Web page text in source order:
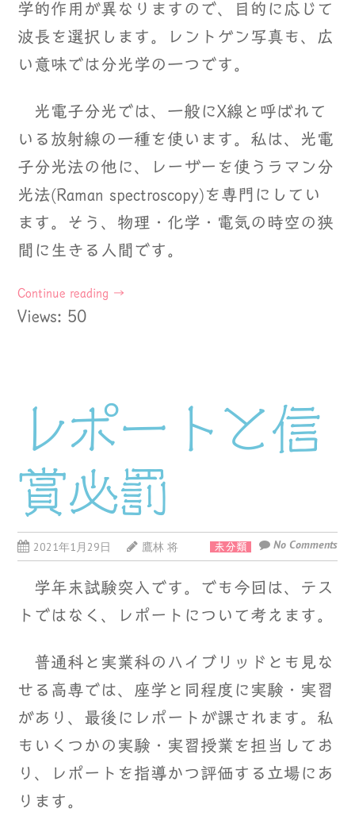
学的作用が異なりますので、目的に応じて
波長を選択します。レントゲン写真も、広
い意味では分光学の一つです。
光電子分光では、一般にX線と呼ばれて
いる放射線の一種を使います。私は、光電
子分光法の他に、レーザーを使うラマン分
光法(Raman spectroscopy)を専門にしてい
ます。そう、物理・化学・電気の時空の狭
間に生きる人間です。
Continue reading →
Views: 50
レポートと信
賞必罰
2021年1月29日 鷹林 将 未分類 No Comments
学年末試験突入です。でも今回は、テス
トではなく、レポートについて考えます。
普通科と実業科のハイブリッドとも見な
せる高専では、座学と同程度に実験・実習
があり、最後にレポートが課されます。私
もいくつかの実験・実習授業を担当してお
り、レポートを指導かつ評価する立場にあ
ります。